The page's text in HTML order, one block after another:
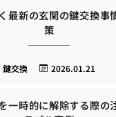
最新の玄関の鍵交換事
策
2026.01.21
鍵交換
一時的に解除する際の